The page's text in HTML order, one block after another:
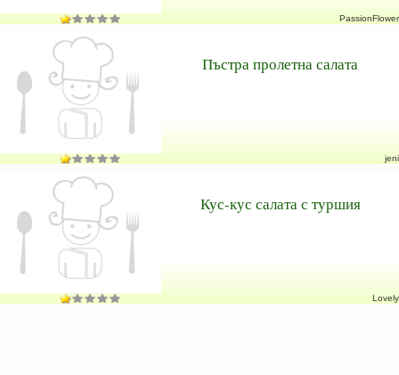
PassionFlower
Пъстра пролетна салата
jeni
Кус-кус салата с туршия
Lovely